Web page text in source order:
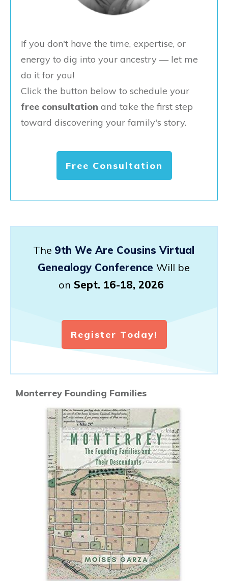
If you don't have the time, expertise, or
energy to dig into your ancestry — let me
do it for you!
Click the button below to schedule your
free consultation and take the first step
toward discovering your family's story.
Free Consultation
The 9th We Are Cousins Virtual
Genealogy Conference Will be
on Sept. 16-18, 2026
Register Today!
Monterrey Founding Families